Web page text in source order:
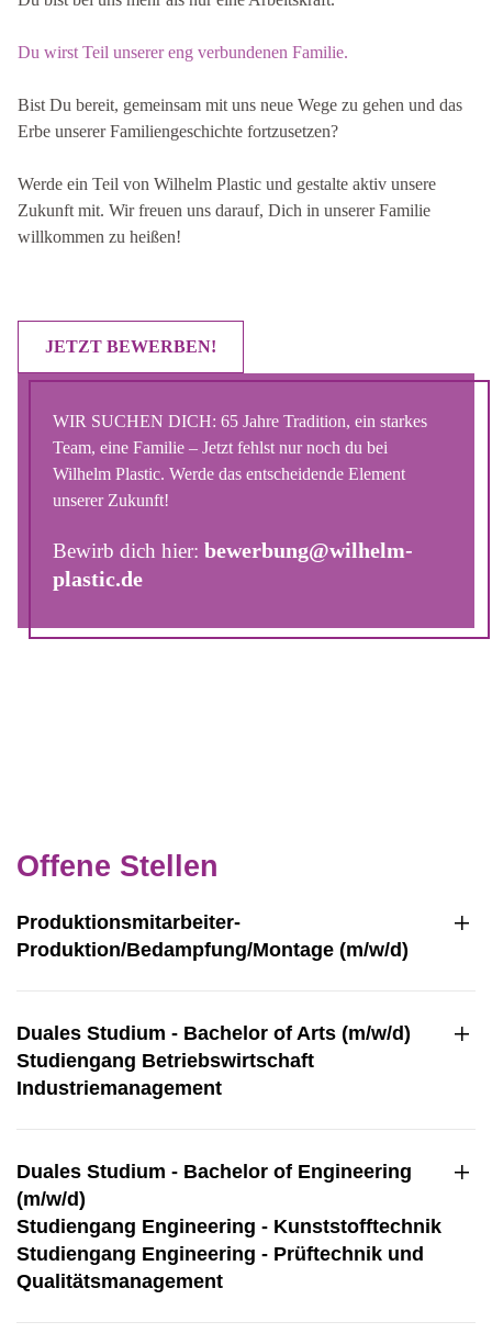
Du wirst Teil unserer eng verbundenen Familie.
Bist Du bereit, gemeinsam mit uns neue Wege zu gehen und das
Erbe unserer Familiengeschichte fortzusetzen?
Werde ein Teil von Wilhelm Plastic und gestalte aktiv unsere
Zukunft mit. Wir freuen uns darauf, Dich in unserer Familie
willkommen zu heißen!
JETZT BEWERBEN!
WIR SUCHEN DICH: 65 Jahre Tradition, ein starkes
Team, eine Familie – Jetzt fehlst nur noch du bei
Wilhelm Plastic. Werde das entscheidende Element
unserer Zukunft!
Bewirb dich hier: bewerbung@wilhelm-
plastic.de
Offene Stellen
Produktionsmitarbeiter-
Produktion/Bedampfung/Montage (m/w/d)
Duales Studium - Bachelor of Arts (m/w/d)
Studiengang Betriebswirtschaft
Industriemanagement
Duales Studium - Bachelor of Engineering
(m/w/d)
Studiengang Engineering - Kunststofftechnik
Studiengang Engineering - Prüftechnik und
Qualitätsmanagement